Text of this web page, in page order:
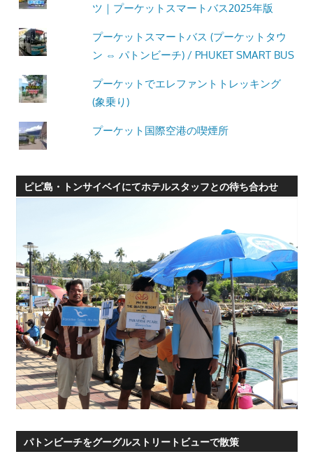
ツ｜プーケットスマートバス2025年版
プーケットスマートバス (プーケットタウ
ン ⇔ パトンビーチ) / PHUKET SMART BUS
プーケットでエレファントトレッキング
(象乗り)
プーケット国際空港の喫煙所
ピピ島・トンサイベイにてホテルスタッフとの待ち合わせ
パトンビーチをグーグルストリートビューで散策